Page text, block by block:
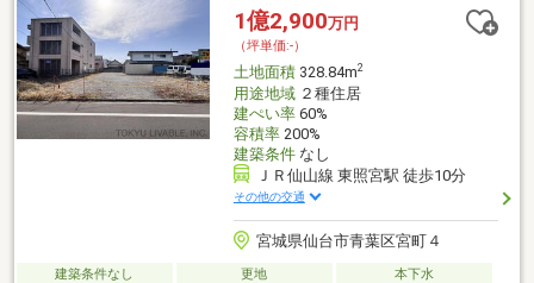
でのお引渡しとなるため、建物解体費用がかかりません。●対象
不動産は、「公営水道・公共下水・都市ガス」が引込み済みで
す。
1億2,900万円
（坪単価:-）
土地面積328.84m2
用途地域２種住居
建ぺい率60%
容積率200%
建築条件なし
ＪＲ仙山線 東照宮駅 徒歩10分
その他の交通
宮城県仙台市青葉区宮町４
建築条件なし 更地
本下水